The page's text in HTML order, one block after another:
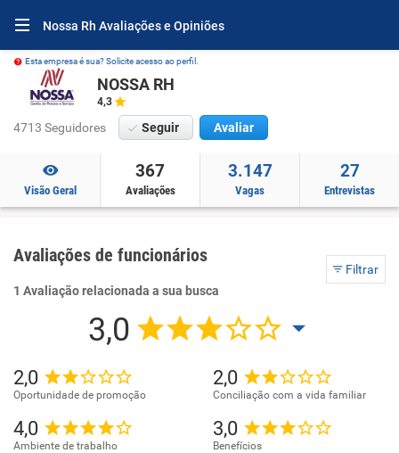
Nossa Rh Avaliações e Opiniões
Esta empresa é sua? Solicite acesso ao perfil.
NOSSA RH
4,3
4713 Seguidores Seguir Avaliar
Visão Geral
367
Avaliações
3.147
Vagas
27
Entrevistas
Avaliações de funcionários
Filtrar
1 Avaliação relacionada a sua busca
3,0
2,0
Oportunidade de promoção
2,0
Conciliação com a vida familiar
4,0
Ambiente de trabalho
3,0
Benefícios